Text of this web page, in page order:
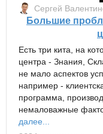
Сергей
Большие
Есть три кита, на
центра - Знания,
не мало аспектов
например -
программа,
немаловажные
далее...